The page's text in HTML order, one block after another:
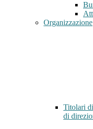
Organizzazione
Titolari
di